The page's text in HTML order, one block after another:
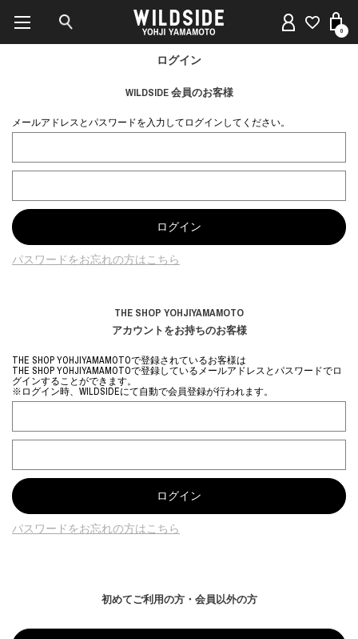
0
ログイン
WILDSIDE 会員のお客様
メールアドレスとパスワードを入力してログインしてください。
パスワードをお忘れの方はこちら
THE SHOP YOHJIYAMAMOTO
アカウントをお持ちのお客様
THE SHOP YOHJIYAMAMOTOで登録されているお客様は
THE SHOP YOHJIYAMAMOTOで登録しているメールアドレスとパスワードでロ
グインすることができます。
※ログイン時、WILDSIDEにて自動で会員登録が行われます。
パスワードをお忘れの方はこちら
初めてご利用の方・会員以外の方